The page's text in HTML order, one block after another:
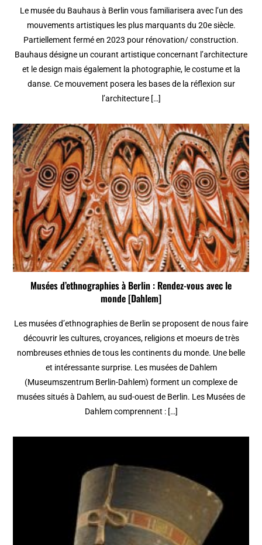
Le musée du Bauhaus à Berlin vous familiarisera avec l’un des
mouvements artistiques les plus marquants du 20e siècle.
Partiellement fermé en 2023 pour rénovation/ construction.
Bauhaus désigne un courant artistique concernant l’architecture
et le design mais également la photographie, le costume et la
danse. Ce mouvement posera les bases de la réflexion sur
l’architecture […]
Musées d’ethnographies à Berlin : Rendez-vous avec le
monde [Dahlem]
Les musées d’ethnographies de Berlin se proposent de nous faire
découvrir les cultures, croyances, religions et moeurs de très
nombreuses ethnies de tous les continents du monde. Une belle
et intéressante surprise. Les musées de Dahlem
(Museumszentrum Berlin-Dahlem) forment un complexe de
musées situés à Dahlem, au sud-ouest de Berlin. Les Musées de
Dahlem comprennent : […]